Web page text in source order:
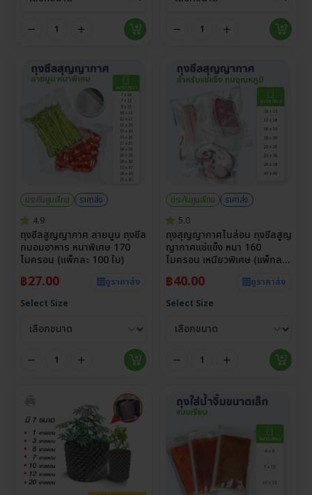
ประกันศูนย์ไทย
ราคาส่ง
4.9
ถุงซีลสูญญากาศ ลายนูน ถุงซีล
ถนอมอาหาร หนาพิเศษ 170
ไมครอน (แพ็กละ 100 ใบ)
฿27.00
ดูราคาส่ง
Select Size
ประกันศูนย์ไทย
ราคาส่ง
5.0
ถุงสุญญากาศไนล่อน ถุงซีลสูญ
ญากาศแช่แข็ง หนา 160
ไมครอน เหนียวพิเศษ (แพ็กละ
฿40.00
ดูราคาส่ง
Select Size